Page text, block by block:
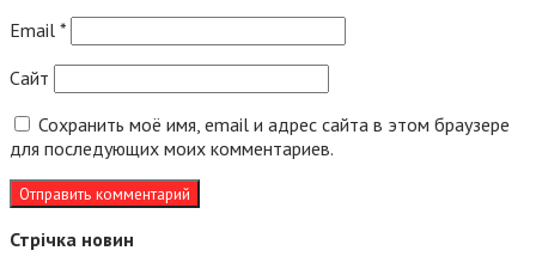
Email *
Сайт
Сохранить моё имя, email и адрес сайта в этом браузере
для последующих моих комментариев.
Стрічка новин